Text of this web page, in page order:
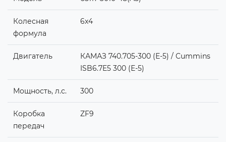
Колесная
формула
6x4
Двигатель
КАМАЗ 740.705-300 (Е-5) / Cummins
ISB6.7E5 300 (Е-5)
Мощность, л.с. 300
Коробка
передач
ZF9